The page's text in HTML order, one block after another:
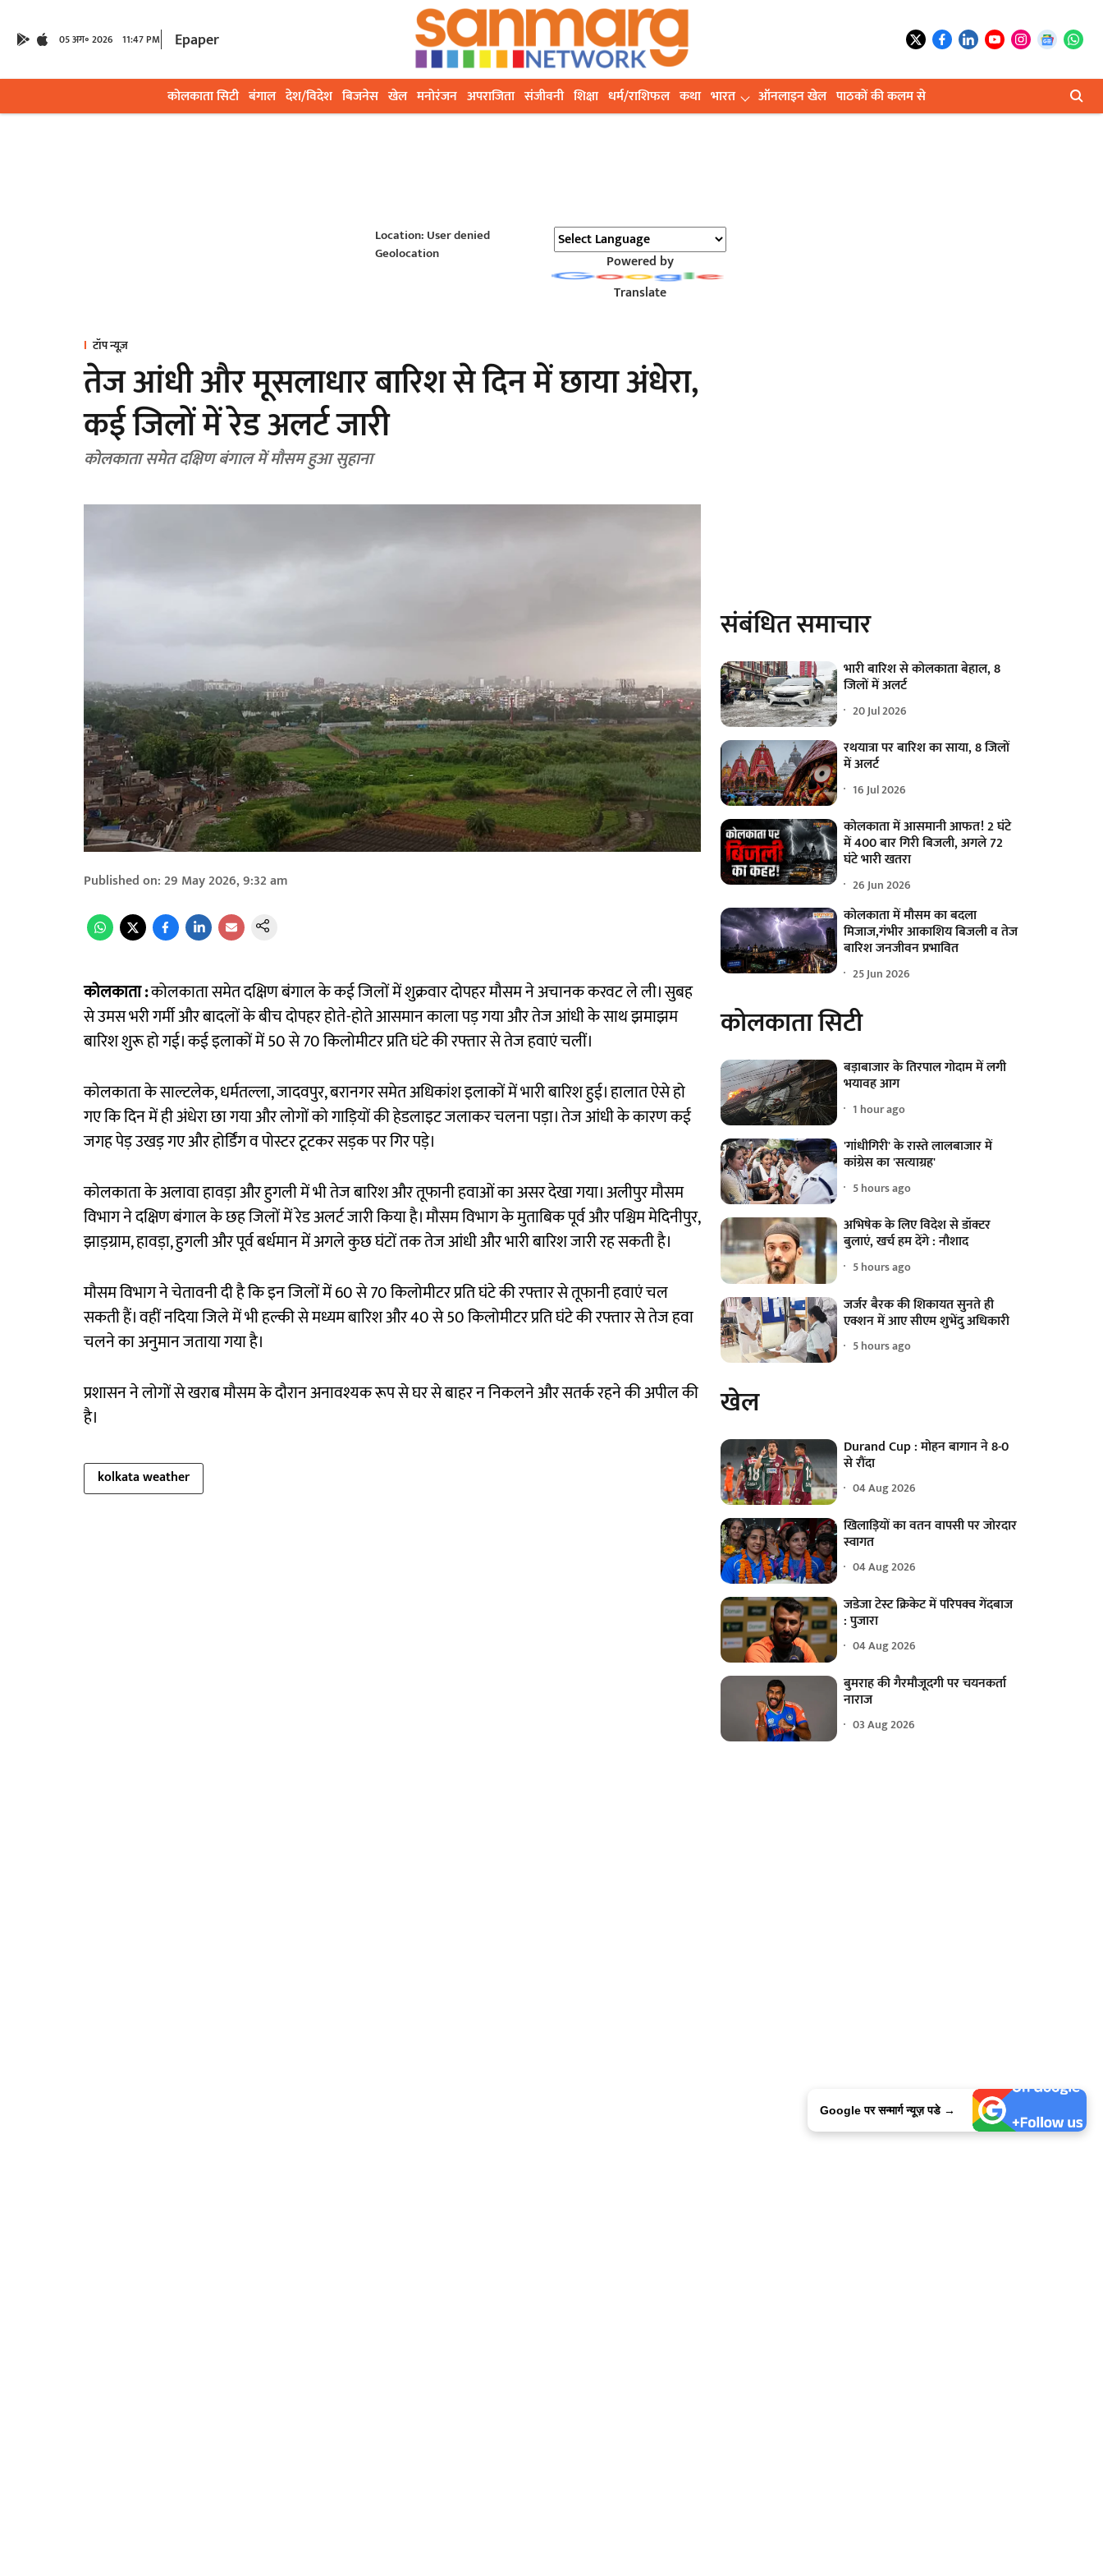
05 अग॰ 2026 11:47 PM Epaper
कोलकाता सिटी बंगाल देश/विदेश बिजनेस खेल मनोरंजन अपराजिता संजीवनी शिक्षा धर्म/राशिफल कथा भारत ऑनलाइन खेल पाठकों की कलम से
Location: User denied
Geolocation
Powered by
Translate
टॉप न्यूज़
तेज आंधी और मूसलाधार बारिश से दिन में छाया अंधेरा,
कई जिलों में रेड अलर्ट जारी
कोलकाता समेत दक्षिण बंगाल में मौसम हुआ सुहाना
Published on:29 May 2026, 9:32 am
कोलकाता :कोलकाता समेत दक्षिण बंगाल के कई जिलों में शुक्रवार दोपहर मौसम ने अचानक करवट ले ली। सुबह
से उमस भरी गर्मी और बादलों के बीच दोपहर होते-होते आसमान काला पड़ गया और तेज आंधी के साथ झमाझम
बारिश शुरू हो गई। कई इलाकों में 50 से 70 किलोमीटर प्रति घंटे की रफ्तार से तेज हवाएं चलीं।
कोलकाता के साल्टलेक, धर्मतल्ला, जादवपुर, बरानगर समेत अधिकांश इलाकों में भारी बारिश हुई। हालात ऐसे हो
गए कि दिन में ही अंधेरा छा गया और लोगों को गाड़ियों की हेडलाइट जलाकर चलना पड़ा। तेज आंधी के कारण कई
जगह पेड़ उखड़ गए और होर्डिंग व पोस्टर टूटकर सड़क पर गिर पड़े।
कोलकाता के अलावा हावड़ा और हुगली में भी तेज बारिश और तूफानी हवाओं का असर देखा गया। अलीपुर मौसम
विभाग ने दक्षिण बंगाल के छह जिलों में रेड अलर्ट जारी किया है। मौसम विभाग के मुताबिक पूर्व और पश्चिम मेदिनीपुर,
झाड़ग्राम, हावड़ा, हुगली और पूर्व बर्धमान में अगले कुछ घंटों तक तेज आंधी और भारी बारिश जारी रह सकती है।
मौसम विभाग ने चेतावनी दी है कि इन जिलों में 60 से 70 किलोमीटर प्रति घंटे की रफ्तार से तूफानी हवाएं चल
सकती हैं। वहीं नदिया जिले में भी हल्की से मध्यम बारिश और 40 से 50 किलोमीटर प्रति घंटे की रफ्तार से तेज हवा
चलने का अनुमान जताया गया है।
प्रशासन ने लोगों से खराब मौसम के दौरान अनावश्यक रूप से घर से बाहर न निकलने और सतर्क रहने की अपील की
है।
kolkata weather
संबंधित समाचार
भारी बारिश से कोलकाता बेहाल, 8
जिलों में अलर्ट
20 Jul 2026
रथयात्रा पर बारिश का साया, 8 जिलों
में अलर्ट
16 Jul 2026
कोलकाता में आसमानी आफत! 2 घंटे
में 400 बार गिरी बिजली, अगले 72
घंटे भारी खतरा
26 Jun 2026
कोलकाता में मौसम का बदला
मिजाज,गंभीर आकाशिय बिजली व तेज
बारिश जनजीवन प्रभावित
25 Jun 2026
कोलकाता सिटी
बड़ाबाजार के तिरपाल गोदाम में लगी
भयावह आग
1 hour ago
'गांधीगिरी' के रास्ते लालबाजार में
कांग्रेस का 'सत्याग्रह'
5 hours ago
अभिषेक के लिए विदेश से डॉक्टर
बुलाएं, खर्च हम देंगे : नौशाद
5 hours ago
जर्जर बैरक की शिकायत सुनते ही
एक्शन में आए सीएम शुभेंदु अधिकारी
5 hours ago
खेल
Durand Cup : मोहन बागान ने 8-0
से रौंदा
04 Aug 2026
खिलाड़ियों का वतन वापसी पर जोरदार
स्वागत
04 Aug 2026
जडेजा टेस्ट क्रिकेट में परिपक्व गेंदबाज
: पुजारा
04 Aug 2026
बुमराह की गैरमौजूदगी पर चयनकर्ता
नाराज
03 Aug 2026
Google पर सन्मार्ग न्यूज़ पडे →